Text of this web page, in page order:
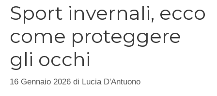
Sport invernali, ecco
come proteggere
gli occhi
16 Gennaio 2026 di Lucia D'Antuono